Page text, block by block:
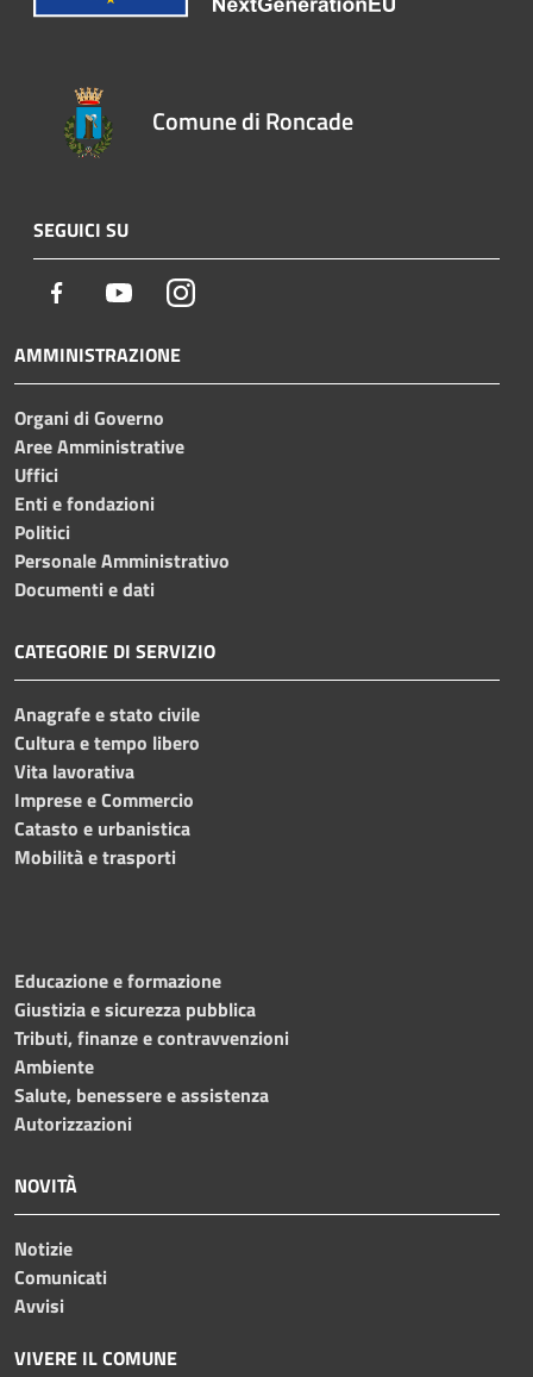
Comune di Roncade
SEGUICI SU
Facebook YoutubeInstagram
AMMINISTRAZIONE
Organi di Governo
Aree Amministrative
Uffici
Enti e fondazioni
Politici
Personale Amministrativo
Documenti e dati
CATEGORIE DI SERVIZIO
Anagrafe e stato civile
Cultura e tempo libero
Vita lavorativa
Imprese e Commercio
Catasto e urbanistica
Mobilità e trasporti
Educazione e formazione
Giustizia e sicurezza pubblica
Tributi, finanze e contravvenzioni
Ambiente
Salute, benessere e assistenza
Autorizzazioni
NOVITÀ
Notizie
Comunicati
Avvisi
VIVERE IL COMUNE